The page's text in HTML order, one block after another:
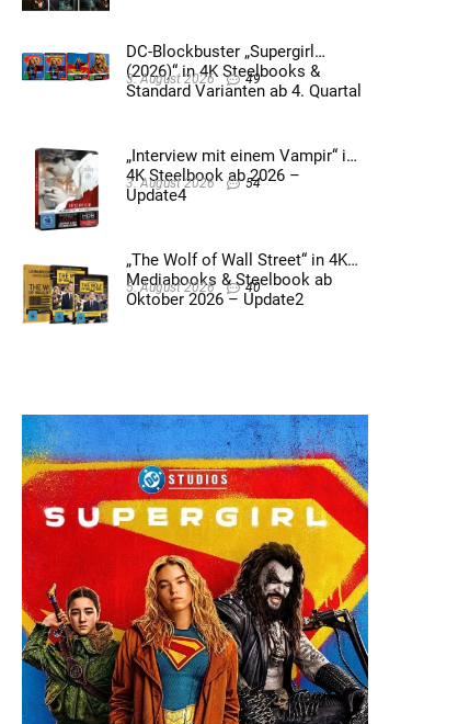
DC-Blockbuster „Supergirl
(2026)“ in 4K Steelbooks &
Standard Varianten ab 4. Quartal
3. August 2026 49
„Interview mit einem Vampir“ im
4K Steelbook ab 2026 –
Update4
3. August 2026 54
„The Wolf of Wall Street“ in 4K
Mediabooks & Steelbook ab
Oktober 2026 – Update2
5. August 2026 40